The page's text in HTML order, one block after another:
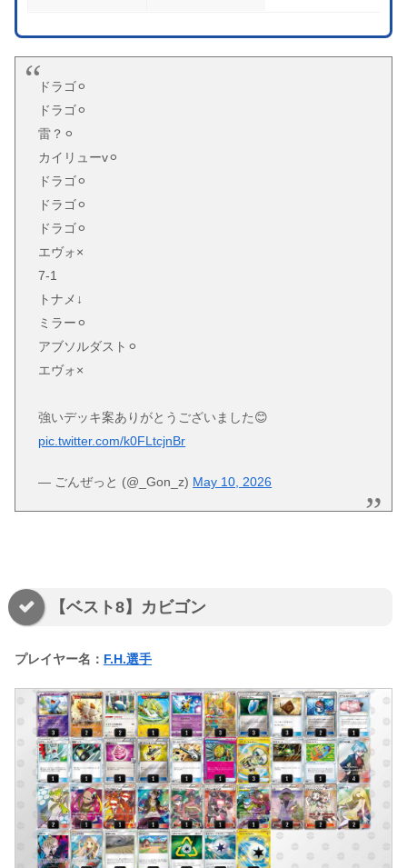
ドラゴ⚪︎
ドラゴ⚪︎
雷？⚪︎
カイリューv⚪︎
ドラゴ⚪︎
ドラゴ⚪︎
ドラゴ⚪︎
エヴォ×
7-1
トナメ↓
ミラー⚪︎
アブソルダスト⚪︎
エヴォ×
強いデッキ案ありがとうございました😊
pic.twitter.com/k0FLtcjnBr
— ごんぜっと (@_Gon_z) May 10, 2026
【ベスト8】カビゴン
プレイヤー名： F.H.選手